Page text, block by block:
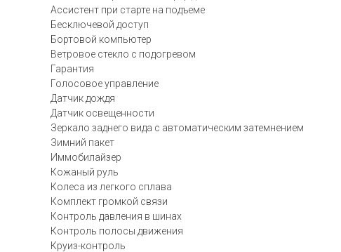
Ассистент при старте на подъеме
Бесключевой доступ
Бортовой компьютер
Ветровое стекло с подогревом
Гарантия
Голосовое управление
Датчик дождя
Датчик освещенности
Зеркало заднего вида с автоматическим затемнением
Зимний пакет
Иммобилайзер
Кожаный руль
Колеса из легкого сплава
Комплект громкой связи
Контроль давления в шинах
Контроль полосы движения
Круиз-контроль